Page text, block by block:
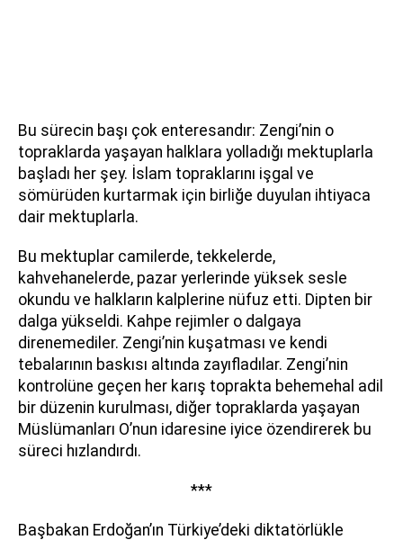
Bu sürecin başı çok enteresandır: Zengi’nin o
topraklarda yaşayan halklara yolladığı mektuplarla
başladı her şey. İslam topraklarını işgal ve
sömürüden kurtarmak için birliğe duyulan ihtiyaca
dair mektuplarla.
Bu mektuplar camilerde, tekkelerde,
kahvehanelerde, pazar yerlerinde yüksek sesle
okundu ve halkların kalplerine nüfuz etti. Dipten bir
dalga yükseldi. Kahpe rejimler o dalgaya
direnemediler. Zengi’nin kuşatması ve kendi
tebalarının baskısı altında zayıfladılar. Zengi’nin
kontrolüne geçen her karış toprakta behemehal adil
bir düzenin kurulması, diğer topraklarda yaşayan
Müslümanları O’nun idaresine iyice özendirerek bu
süreci hızlandırdı.
***
Başbakan Erdoğan’ın Türkiye’deki diktatörlükle